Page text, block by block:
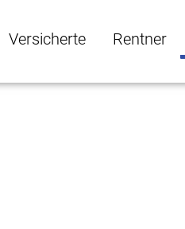
Versicherte Rentner